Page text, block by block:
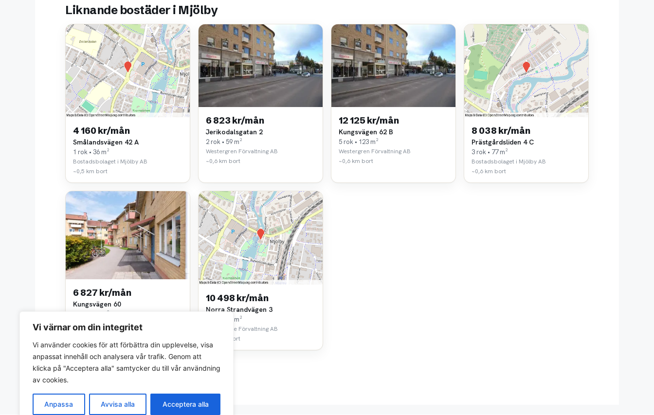
Vi värnar om din integritet
Vi använder cookies för att förbättra din upplevelse, visa
anpassat innehåll och analysera vår trafik. Genom att
klicka på "Acceptera alla" samtycker du till vår användning
av cookies.
Anpassa Avvisa alla Acceptera alla
Liknande bostäder i Mjölby
4 160 kr/mån
Smålandsvägen 42 A
1 rok • 36 m²
Bostadsbolaget i Mjölby AB
~0,5 km bort
6 823 kr/mån
Jerikodalsgatan 2
2 rok • 59 m²
Westergren Förvaltning AB
~0,6 km bort
12 125 kr/mån
Kungsvägen 62 B
5 rok • 123 m²
Westergren Förvaltning AB
~0,6 km bort
8 038 kr/mån
Prästgårdsliden 4 C
3 rok • 77 m²
Bostadsbolaget i Mjölby AB
~0,6 km bort
6 827 kr/mån
Kungsvägen 60
1 rok • 50 m²
~0,6 km bort
10 498 kr/mån
Norra Strandvägen 3
3 rok • 91 m²
Jean Pierre Förvaltning AB
~0,7 km bort